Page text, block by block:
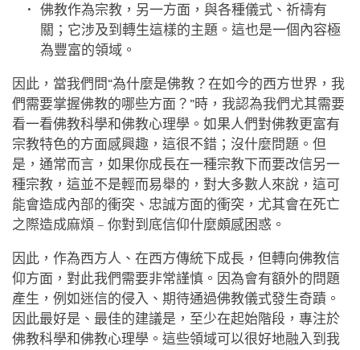
佛教作為宗教，另一方面，與各種儀式、祈禱有
關；它涉及到轉生這樣的主題。這也是一個內容極
為豐富的領域。
因此，當我們問“為什麼是佛教？在如今的西方世界，我
們需要掌握佛教的哪些方面？”時，我認為我們尤其需要
看一看佛教科學和佛教心理學。如果人們對佛教更富有
宗教特色的方面感興趣，這很不錯；沒什麼問題。但
是，通常而言，如果你成長在一種宗教下而要改信另一
種宗教，這並不是輕而易舉的，對大多數人來說，這可
能會造成內部的衝突、忠誠方面的衝突，尤其會在死亡
之際造成麻煩 – 你對到底信仰什麼頗感困惑。
因此，作為西方人、在西方傳統下成長，但轉向佛教信
仰方面，對此我們需要非常謹慎。因為會有額外的問題
產生，例如迷信的侵入、期待通過佛教儀式發生奇蹟。
因此最好是、最佳的建議是，至少在起始階段，專注於
佛教科學和佛教心理學。這些領域可以很好地融入到我